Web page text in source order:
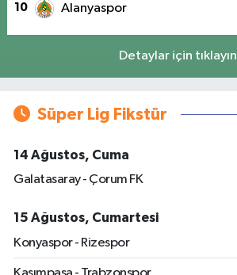
10 Alanyaspor
Detaylar için tıklayın
Süper Lig Fikstür
14 Ağustos, Cuma
Galatasaray - Çorum FK
15 Ağustos, Cumartesi
Konyaspor - Rizespor